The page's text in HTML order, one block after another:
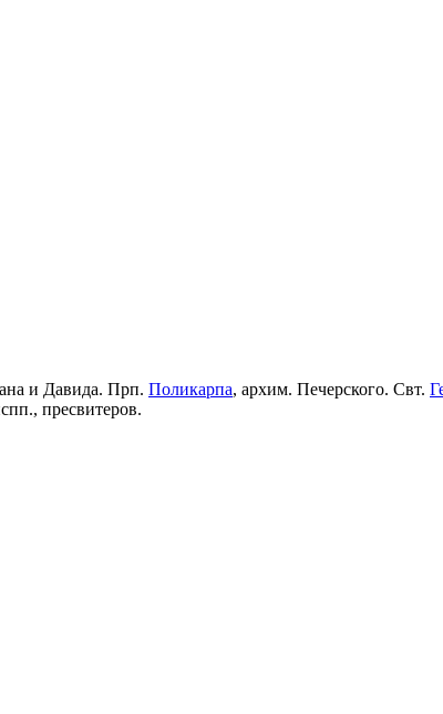
и Давида. Прп. Поликарпа, архим. Печерского. Свт.
пресвитеров.